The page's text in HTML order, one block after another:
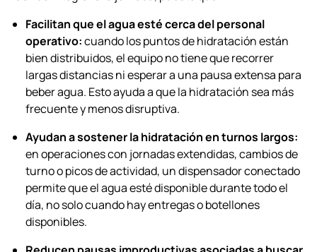
Facilitan que el agua esté cerca del personal
operativo:cuando los puntos de hidratación están
bien distribuidos, el equipo no tiene que recorrer
largas distancias ni esperar a una pausa extensa para
beber agua. Esto ayuda a que la hidratación sea más
frecuente y menos disruptiva.
Ayudan a sostener la hidratación en turnos largos:
en operaciones con jornadas extendidas, cambios de
turno o picos de actividad, un dispensador conectado
permite que el agua esté disponible durante todo el
día, no solo cuando hay entregas o botellones
disponibles.